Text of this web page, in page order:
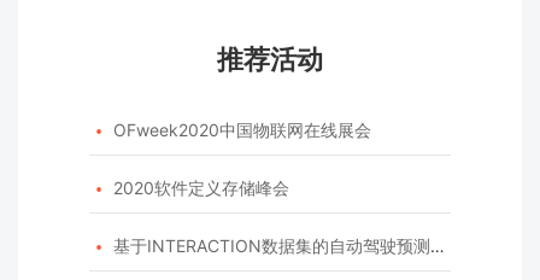
推荐活动
 OFweek2020中国物联网在线展会
 2020软件定义存储峰会
 基于INTERACTION数据集的自动驾驶预测模型挑战赛